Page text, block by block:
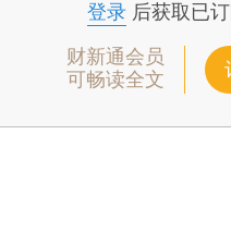
登录后获取已
财新通会员
可畅读全文